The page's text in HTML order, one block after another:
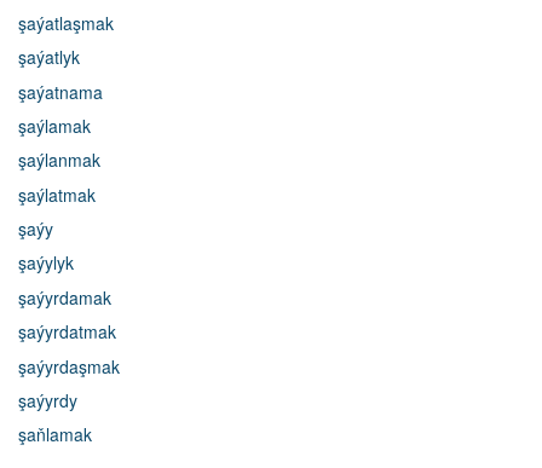
şaýatlaşmak
şaýatlyk
şaýatnama
şaýlamak
şaýlanmak
şaýlatmak
şaýy
şaýylyk
şaýyrdamak
şaýyrdatmak
şaýyrdaşmak
şaýyrdy
şaňlamak